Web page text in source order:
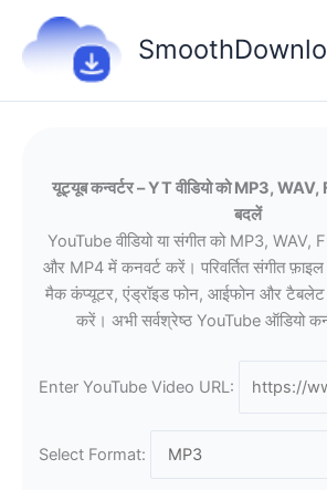
content
यूट्यूब कन्वर्टर – YT वीडियो को MP3,
बदलें
YouTube वीडियो या संगीत को MP3,
और MP4 में कनवर्ट करें। परिवर्तित संगीत फ़ाइल
मैक कंप्यूटर, एंड्रॉइड फोन, आईफोन और टैबलेट
करें। अभी सर्वश्रेष्ठ YouTube ऑडियो
Enter YouTube Video URL:
Select Format: